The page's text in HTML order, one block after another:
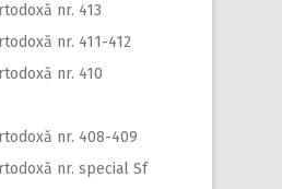
nr. 413
nr. 411-412
nr. 410
nr. 408-409
nr. special Sf